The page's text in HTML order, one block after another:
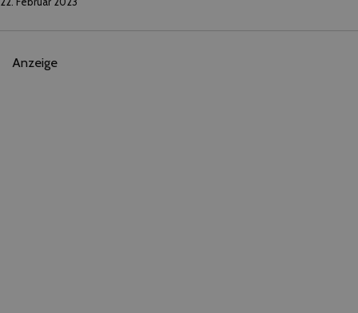
Anzeige